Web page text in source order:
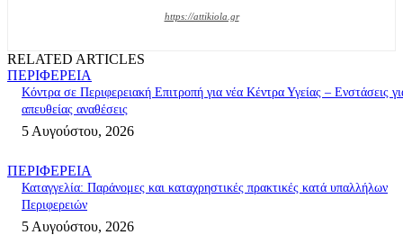
https://attikiola.gr
RELATED ARTICLES
ΠΕΡΙΦΕΡΕΙΑ
Κόντρα σε Περιφερειακή Επιτροπή για νέα Κέντρα Υγείας – Ενστάσεις
απευθείας αναθέσεις
5 Αυγούστου, 2026
ΠΕΡΙΦΕΡΕΙΑ
Καταγγελία: Παράνομες και καταχρηστικές πρακτικές κατά υπαλλήλων
Περιφερειών
5 Αυγούστου, 2026